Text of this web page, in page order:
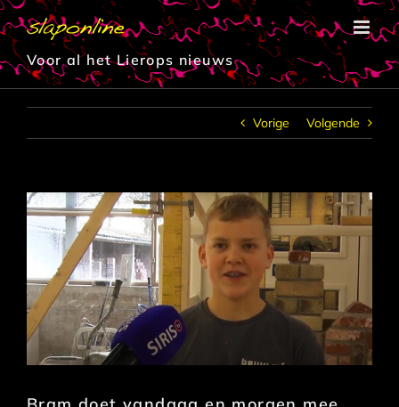
Ga
naar
inhoud
Voor al het Lierops nieuws
Vorige Volgende